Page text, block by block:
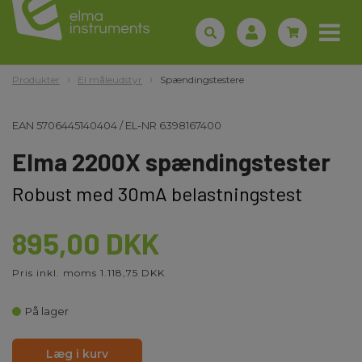
Produkter El måleudstyr Spændingstestere
EAN 5706445140404/EL-NR 6398167400
Elma 2200X spændingstester
Robust med 30mA belastningstest
895,00 DKK
Pris inkl. moms 1.118,75 DKK
På lager
Læg i kurv